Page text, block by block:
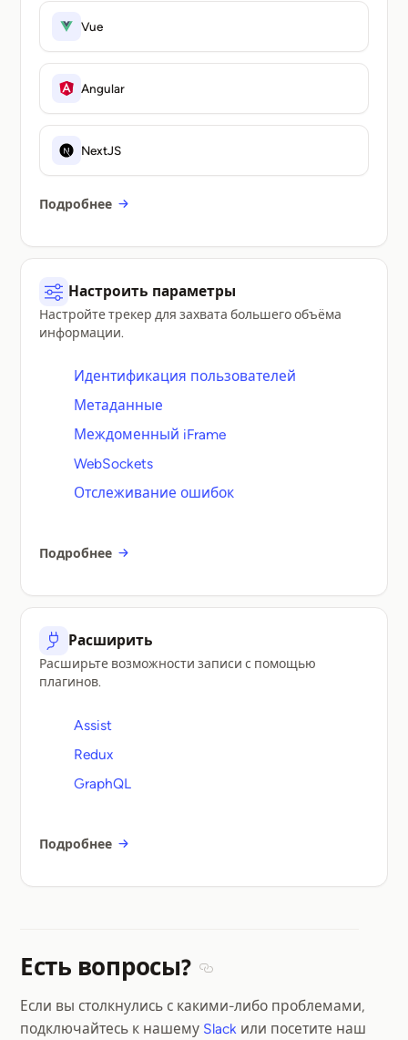
Vue
Angular
NextJS
Подробнее
Настроить параметры
Настройте трекер для захвата большего объёма
информации.
Идентификация пользователей
Метаданные
Междоменный iFrame
WebSockets
Отслеживание ошибок
Подробнее
Расширить
Расширьте возможности записи с помощью
плагинов.
Assist
Redux
GraphQL
Подробнее
Есть вопросы?
Если вы столкнулись с какими-либо проблемами,
подключайтесь к нашему Slack или посетите наш